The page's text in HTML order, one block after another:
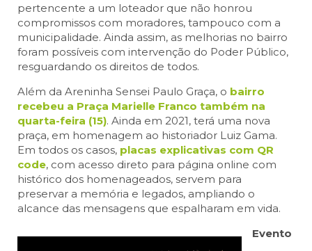
pertencente a um loteador que não honrou
compromissos com moradores, tampouco com a
municipalidade. Ainda assim, as melhorias no bairro
foram possíveis com intervenção do Poder Público,
resguardando os direitos de todos.
Além da Areninha Sensei Paulo Graça, o bairro
recebeu a Praça Marielle Franco também na
quarta-feira (15). Ainda em 2021, terá uma nova
praça, em homenagem ao historiador Luiz Gama.
Em todos os casos, placas explicativas com QR
code, com acesso direto para página online com
histórico dos homenageados, servem para
preservar a memória e legados, ampliando o
alcance das mensagens que espalharam em vida.
Evento